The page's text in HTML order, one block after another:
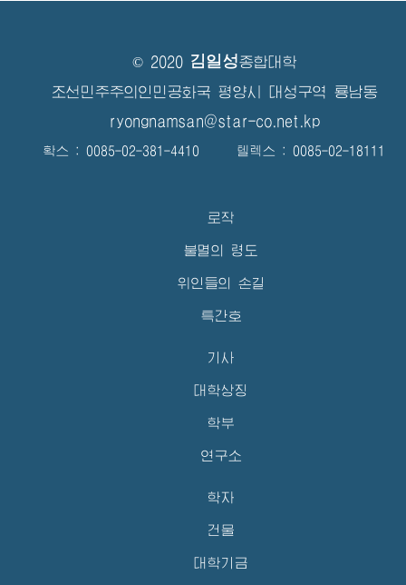
© 2020 김일성종합대학
조선민주주의인민공화국 평양시 대성구역 룡남동
ryongnamsan@star-co.net.kp
확스 : 0085-02-381-4410 텔렉스 : 0085-02-18111
로작
불멸의 령도
위인들의 손길
특간호
기사
대학상징
학부
연구소
학자
건물
대학기금